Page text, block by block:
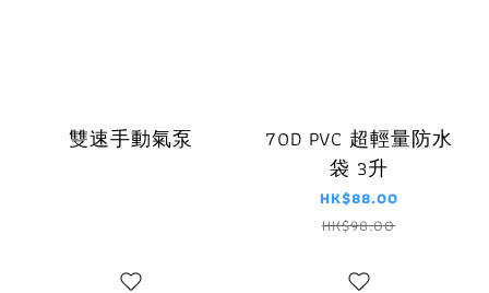
雙速手動氣泵
70D PVC 超輕量防水
袋 3升
HK$88.00
HK$98.00